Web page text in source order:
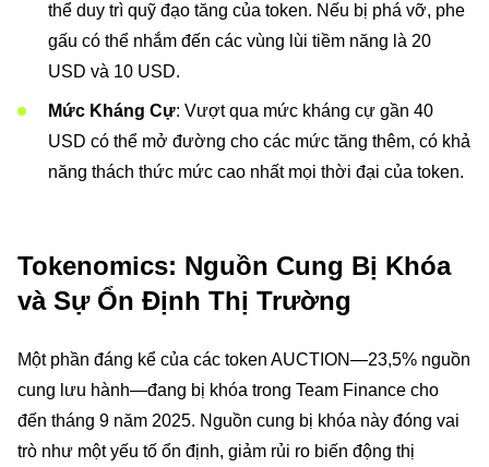
thể duy trì quỹ đạo tăng của token. Nếu bị phá vỡ, phe
gấu có thể nhắm đến các vùng lùi tiềm năng là 20
USD và 10 USD.
Mức Kháng Cự: Vượt qua mức kháng cự gần 40
USD có thể mở đường cho các mức tăng thêm, có khả
năng thách thức mức cao nhất mọi thời đại của token.
Tokenomics: Nguồn Cung Bị Khóa
và Sự Ổn Định Thị Trường
Một phần đáng kể của các token AUCTION—23,5% nguồn
cung lưu hành—đang bị khóa trong Team Finance cho
đến tháng 9 năm 2025. Nguồn cung bị khóa này đóng vai
trò như một yếu tố ổn định, giảm rủi ro biến động thị